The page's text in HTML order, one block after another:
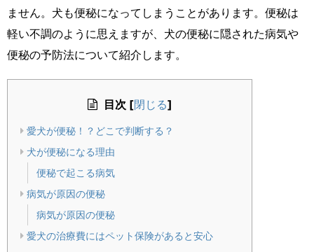
ません。犬も便秘になってしまうことがあります。便秘は
軽い不調のように思えますが、犬の便秘に隠された病気や
便秘の予防法について紹介します。
目次 [閉じる]
愛犬が便秘！？どこで判断する？
犬が便秘になる理由
便秘で起こる病気
病気が原因の便秘
病気が原因の便秘
愛犬の治療費にはペット保険があると安心